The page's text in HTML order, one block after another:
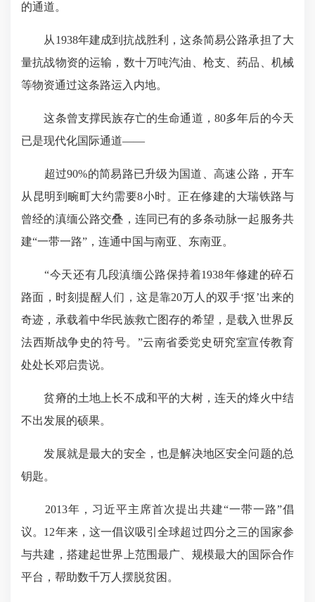
的通道。
从1938年建成到抗战胜利，这条简易公路承担了大
量抗战物资的运输，数十万吨汽油、枪支、药品、机械
等物资通过这条路运入内地。
这条曾支撑民族存亡的生命通道，80多年后的今天
已是现代化国际通道——
超过90%的简易路已升级为国道、高速公路，开车
从昆明到畹町大约需要8小时。正在修建的大瑞铁路与
曾经的滇缅公路交叠，连同已有的多条动脉一起服务共
建“一带一路”，连通中国与南亚、东南亚。
“今天还有几段滇缅公路保持着1938年修建的碎石
路面，时刻提醒人们，这是靠20万人的双手‘抠’出来的
奇迹，承载着中华民族救亡图存的希望，是载入世界反
法西斯战争史的符号。”云南省委党史研究室宣传教育
处处长邓启贵说。
贫瘠的土地上长不成和平的大树，连天的烽火中结
不出发展的硕果。
发展就是最大的安全，也是解决地区安全问题的总
钥匙。
2013年，习近平主席首次提出共建“一带一路”倡
议。12年来，这一倡议吸引全球超过四分之三的国家参
与共建，搭建起世界上范围最广、规模最大的国际合作
平台，帮助数千万人摆脱贫困。